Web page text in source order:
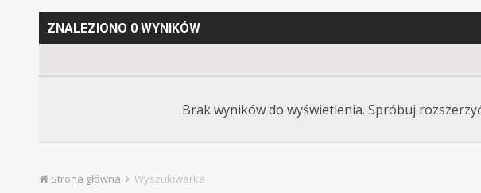
ZNALEZIONO 0 WYNIKÓW
Brak wyników do wyświetlenia. Spróbuj
Strona główna Wyszukiwarka